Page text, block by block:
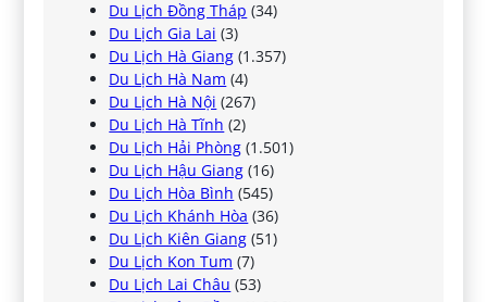
Du Lịch Đồng Tháp (34)
Du Lịch Gia Lai (3)
Du Lịch Hà Giang (1.357)
Du Lịch Hà Nam (4)
Du Lịch Hà Nội (267)
Du Lịch Hà Tĩnh (2)
Du Lịch Hải Phòng (1.501)
Du Lịch Hậu Giang (16)
Du Lịch Hòa Bình (545)
Du Lịch Khánh Hòa (36)
Du Lịch Kiên Giang (51)
Du Lịch Kon Tum (7)
Du Lịch Lai Châu (53)